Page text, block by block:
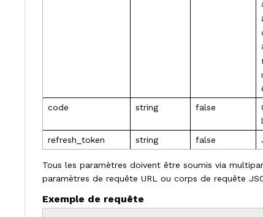
code
string false
refresh_token
string false
Tous les paramètres doivent être soumis via
paramètres de requête URL ou corps de requête
Exemple de requête